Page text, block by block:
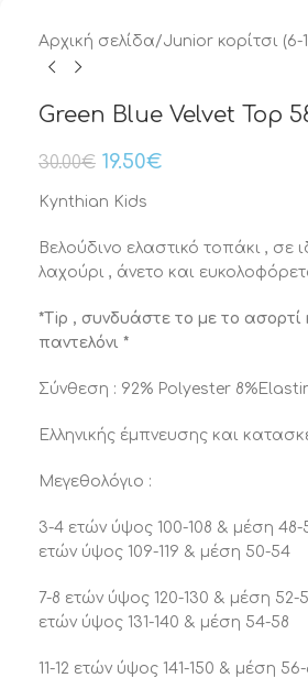
Αρχική σελίδα/Junior κορίτσι (6-
Green Blue Velvet Top
30.00€ 19.50€
Kynthian Kids
Βελούδινο ελαστικό τοπάκι , σε
λαχούρι , άνετο και
*Tip , συνδυάστε το με το
παντελόνι *
Σύνθεση : 92% Polyester
Ελληνικής έμπνευσης και
Μεγεθολόγιο :
3-4 ετών ύψος 100-108 &
ετών ύψος 109-119 & μέση 50-54
7-8 ετών ύψος 120-130 &
ετών ύψος 131-140 & μέση 54-58
11-12 ετών ύψος 141-150 & μέση